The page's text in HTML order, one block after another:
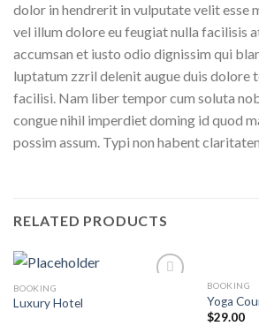
dolor in hendrerit in vulputate velit esse
vel illum dolore eu feugiat nulla facilisis
accumsan et iusto odio dignissim qui
luptatum zzril delenit augue duis dolore
facilisi. Nam liber tempor cum soluta
congue nihil imperdiet doming id quod
possim assum. Typi non habent
RELATED PRODUCTS
BOOKING
Luxury Hotel
BOOKING
Yoga
$29.00